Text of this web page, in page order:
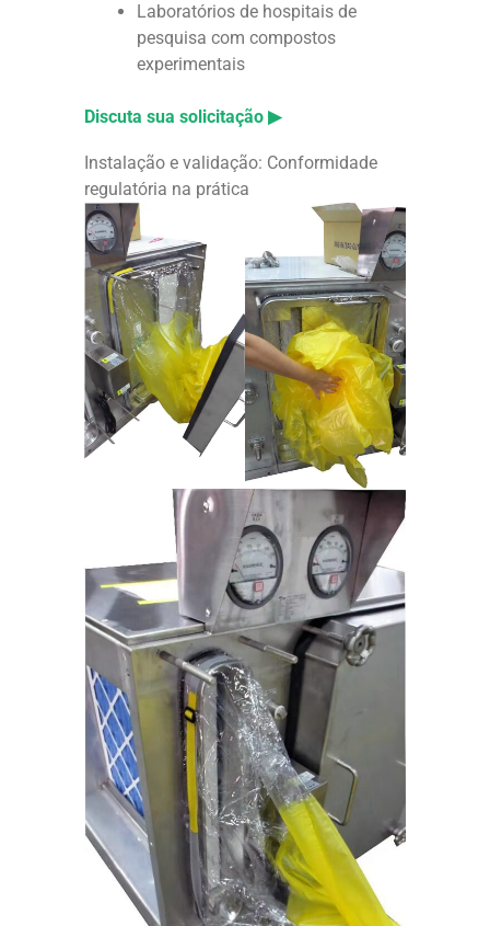
Laboratórios de hospitais de
pesquisa com compostos
experimentais
Discuta sua solicitação ▶
Instalação e validação: Conformidade
regulatória na prática